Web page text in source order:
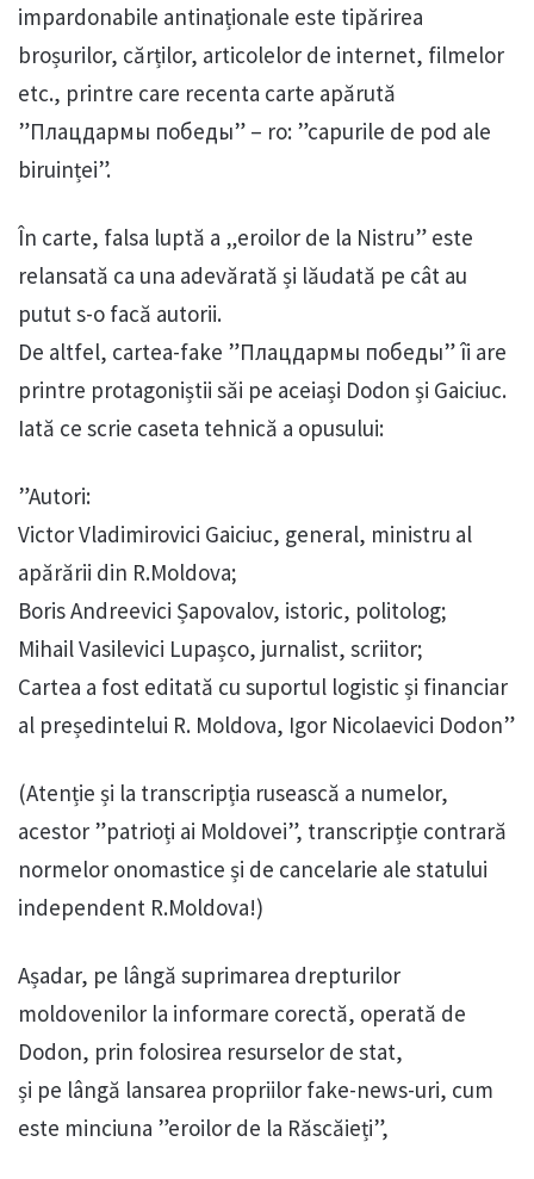
impardonabile antinaționale este tipărirea
broșurilor, cărților, articolelor de internet, filmelor
etc., printre care recenta carte apărută
”Плацдармы победы” – ro: ”capurile de pod ale
biruinței”.
În carte, falsa luptă a „eroilor de la Nistru” este
relansată ca una adevărată și lăudată pe cât au
putut s-o facă autorii.
De altfel, cartea-fake ”Плацдармы победы” îi are
printre protagoniștii săi pe aceiași Dodon și Gaiciuc.
Iată ce scrie caseta tehnică a opusului:
”Autori:
Victor Vladimirovici Gaiciuc, general, ministru al
apărării din R.Moldova;
Boris Andreevici Șapovalov, istoric, politolog;
Mihail Vasilevici Lupașco, jurnalist, scriitor;
Cartea a fost editată cu suportul logistic și financiar
al președintelui R. Moldova, Igor Nicolaevici Dodon”
(Atenție și la transcripția rusească a numelor,
acestor ”patrioți ai Moldovei”, transcripție contrară
normelor onomastice și de cancelarie ale statului
independent R.Moldova!)
Așadar, pe lângă suprimarea drepturilor
moldovenilor la informare corectă, operată de
Dodon, prin folosirea resurselor de stat,
și pe lângă lansarea propriilor fake-news-uri, cum
este minciuna ”eroilor de la Răscăieți”,